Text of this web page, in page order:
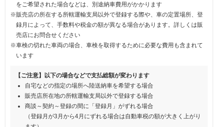
をご希望された場合などは、別途納車費用がかかります
※販売店の所在する所轄運輸支局以外で登録する際や、車の定置場所、登
録月によって、手数料や税金の額が異なる場合があります。詳しくは販
売店にお問合せください
※車検の切れた車両の場合、車検を取得するために必要な費用も含まれて
います
【ご注意】以下の場合などで支払総額が変わります
自宅などの指定の場所へ陸送納車を希望する場合
販売店所在地の所轄運輸支局以外で登録する場合
商談～契約～登録の間に「登録月」がずれる場合
（登録月が3月から4月にずれる場合は自動車税の額が大きく上がり